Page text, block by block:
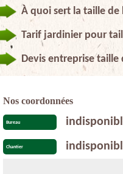
À quoi sert la taille de
Tarif jardinier pour
Devis entreprise
Nos coordonnées
Bureau
Chantier